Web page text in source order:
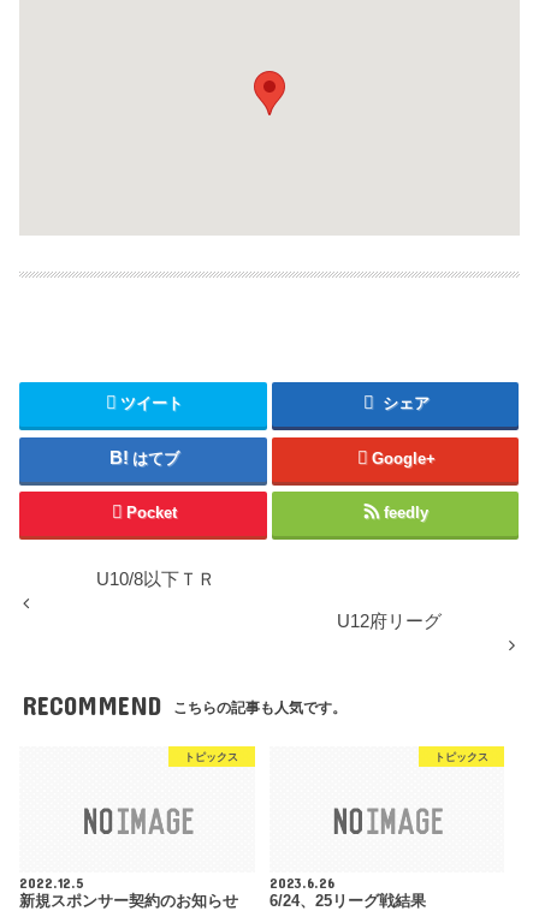
ツイート シェア
はてブ Google+
Pocket feedly
U10/8以下ＴＲ
U12府リーグ
RECOMMEND こちらの記事も人気です。
トピックス
2022.12.5
新規スポンサー契約のお知らせ
トピックス
2023.6.26
6/24、25リーグ戦結果